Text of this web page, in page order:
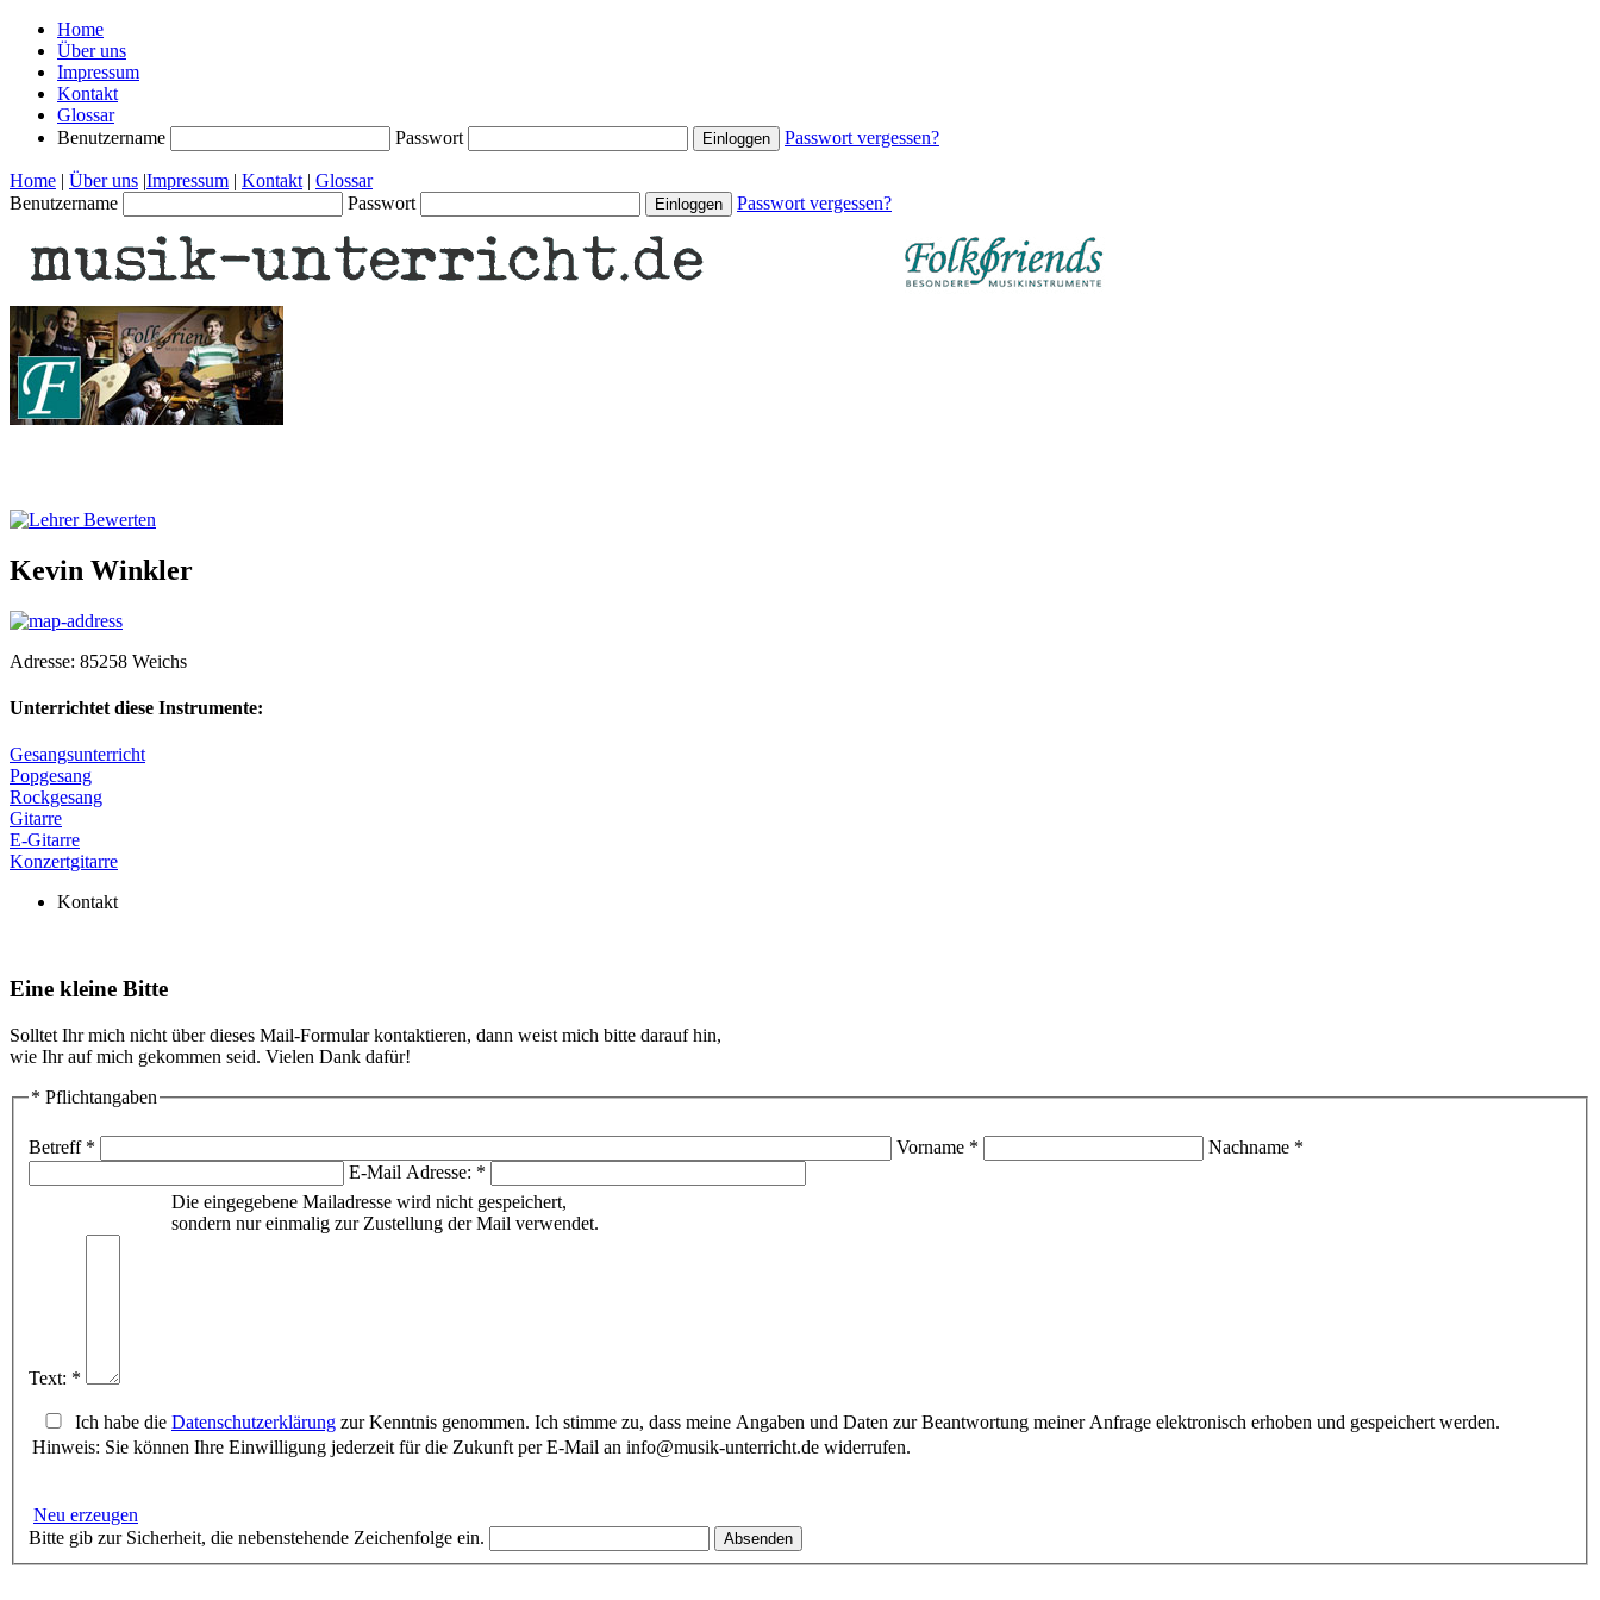
Home
Über uns
Impressum
Kontakt
Glossar
Benutzername
Passwort Passwort vergessen?
Home | Über uns |Impressum | Kontakt | Glossar
Benutzername
Passwort Passwort vergessen?
Kevin Winkler
Adresse: 85258 Weichs
Unterrichtet diese Instrumente:
Gesangsunterricht
Popgesang
Rockgesang
Gitarre
E-Gitarre
Konzertgitarre
Kontakt
Eine kleine Bitte
Solltet Ihr mich nicht über dieses Mail-Formular kontaktieren, dann weist mich bitte darauf hin,
wie Ihr auf mich gekommen seid. Vielen Dank dafür!
* Pflichtangaben
Betreff * Vorname *
Nachname *
E-Mail Adresse: *
Die eingegebene Mailadresse wird nicht gespeichert,
sondern nur einmalig zur Zustellung der Mail verwendet.
Text: *
Ich habe die Datenschutzerklärung zur Kenntnis genommen. Ich stimme zu, dass meine Angaben und Daten zur Beantwortung meiner Anfrage elektronisch erhoben und gespeichert werden.
Hinweis: Sie können Ihre Einwilligung jederzeit für die Zukunft per E-Mail an info@musik-unterricht.de widerrufen.
Neu erzeugen
Bitte gib zur Sicherheit, die nebenstehende Zeichenfolge ein.